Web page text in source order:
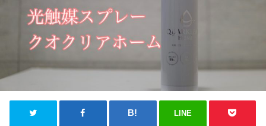
LINE